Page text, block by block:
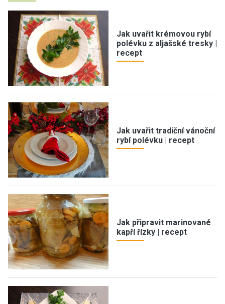
Jak uvařit krémovou rybí
polévku z aljašské tresky |
recept
Jak uvařit tradiční vánoční
rybí polévku | recept
Jak připravit marinované
kapří řízky | recept